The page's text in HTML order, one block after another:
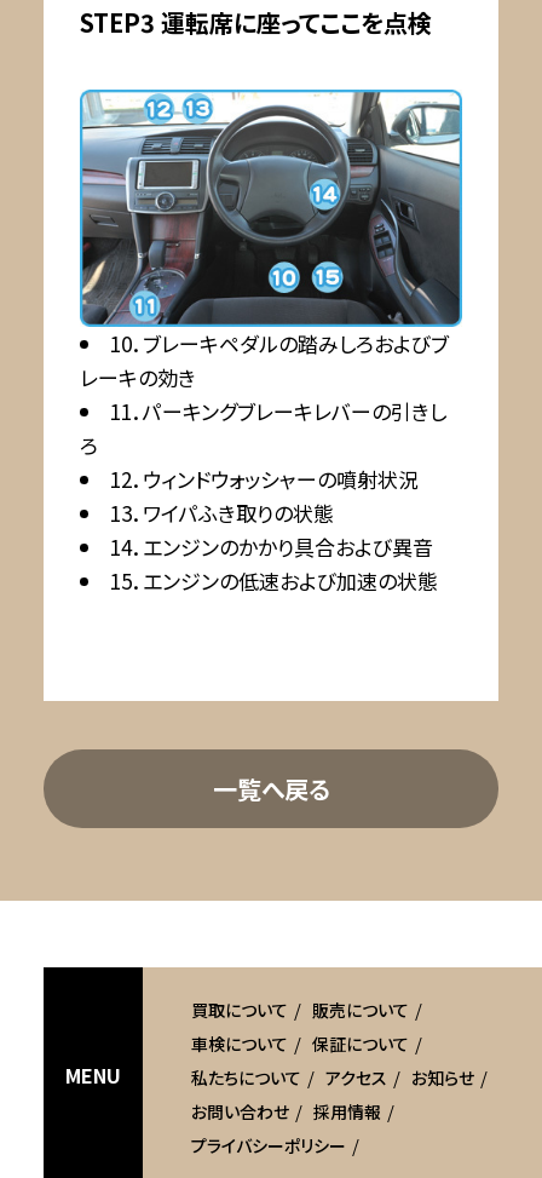
STEP3 運転席に座ってここを点検
10．ブレーキペダルの踏みしろおよびブ
レーキの効き
11．パーキングブレーキレバーの引きし
ろ
12．ウィンドウォッシャーの噴射状況
13．ワイパふき取りの状態
14．エンジンのかかり具合および異音
15．エンジンの低速および加速の状態
一覧へ戻る
MENU
買取について
販売について
車検について
保証について
私たちについて
アクセス
お知らせ
お問い合わせ
採用情報
プライバシーポリシー